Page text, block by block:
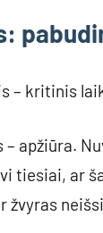
– kritinis
– apžiūra.
tiesiai, ar
žvyras